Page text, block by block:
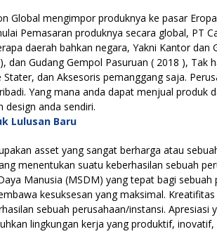
Global mengimpor produknya ke pasar
Pemasaran produknya secara global, PT
daerah bahkan negara, Yakni Kantor dan
dan Gudang Gempol Pasuruan ( 2018 ), Tak
dan Aksesoris pemanggang saja.
Yang mana anda dapat menjual produk
design anda sendiri.
Lulusan Baru
asset yang sangat berharga atau
menentukan suatu keberhasilan sebuah
Manusia (MSDM) yang tepat bagi sebuah
kesuksesan yang maksimal. Kreatifitas
sebuah perusahaan/instansi. Apresiasi
lingkungan kerja yang produktif,